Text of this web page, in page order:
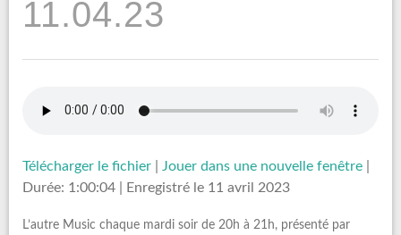
11.04.23
Télécharger le fichier Jouer dans une nouvelle fenêtre
Durée: 1:00:04
Enregistré le 11 avril 2023
L’autre Music chaque mardi soir de 20h à 21h, présenté par